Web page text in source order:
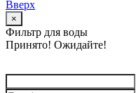
Вверх
×
Фильтр для воды
Принято! Ожидайте!